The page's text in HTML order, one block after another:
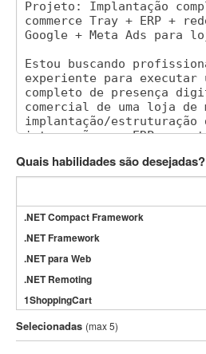
Quais habilidades são desejadas?
.NET Compact Framework
.NET Framework
.NET para Web
.NET Remoting
1ShoppingCart
3DS Max
3GSM
Selecionadas (max 5)